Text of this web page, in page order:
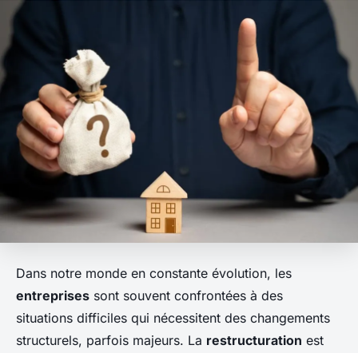
Dans notre monde en constante évolution, les
entreprises sont souvent confrontées à des
situations difficiles qui nécessitent des changements
structurels, parfois majeurs. La restructuration est